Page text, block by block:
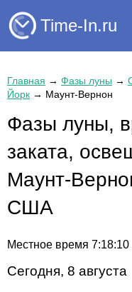
Time-In.ru
Главная → Фазы луны →
Йорк → Маунт-Вернон
Фазы луны,
заката,
Маунт-
США
Местное время 7:18:10
Сегодня, 8 августа